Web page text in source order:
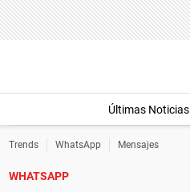
Últimas Noticias
Trends WhatsApp Mensajes
WHATSAPP